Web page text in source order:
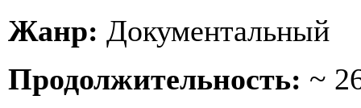
Жанр: Документальный
Продолжительность: ~